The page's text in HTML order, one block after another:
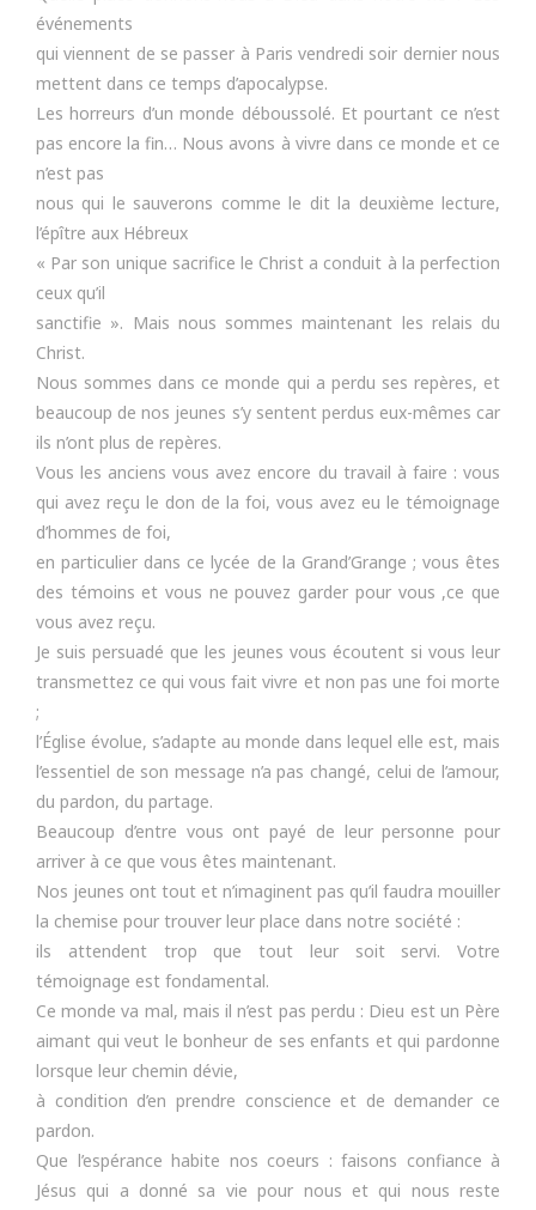
événements
qui viennent de se passer à Paris vendredi soir dernier nous
mettent dans ce temps d’apocalypse.
Les horreurs d’un monde déboussolé. Et pourtant ce n’est
pas encore la fin… Nous avons à vivre dans ce monde et ce
n’est pas
nous qui le sauverons comme le dit la deuxième lecture,
l’épître aux Hébreux
« Par son unique sacrifice le Christ a conduit à la perfection
ceux qu’il
sanctifie ». Mais nous sommes maintenant les relais du
Christ.
Nous sommes dans ce monde qui a perdu ses repères, et
beaucoup de nos jeunes s’y sentent perdus eux-mêmes car
ils n’ont plus de repères.
Vous les anciens vous avez encore du travail à faire : vous
qui avez reçu le don de la foi, vous avez eu le témoignage
d’hommes de foi,
en particulier dans ce lycée de la Grand’Grange ; vous êtes
des témoins et vous ne pouvez garder pour vous ,ce que
vous avez reçu.
Je suis persuadé que les jeunes vous écoutent si vous leur
transmettez ce qui vous fait vivre et non pas une foi morte
;
l’Église évolue, s’adapte au monde dans lequel elle est, mais
l’essentiel de son message n’a pas changé, celui de l’amour,
du pardon, du partage.
Beaucoup d’entre vous ont payé de leur personne pour
arriver à ce que vous êtes maintenant.
Nos jeunes ont tout et n’imaginent pas qu’il faudra mouiller
la chemise pour trouver leur place dans notre société :
ils attendent trop que tout leur soit servi. Votre
témoignage est fondamental.
Ce monde va mal, mais il n’est pas perdu : Dieu est un Père
aimant qui veut le bonheur de ses enfants et qui pardonne
lorsque leur chemin dévie,
à condition d’en prendre conscience et de demander ce
pardon.
Que l’espérance habite nos coeurs : faisons confiance à
Jésus qui a donné sa vie pour nous et qui nous reste